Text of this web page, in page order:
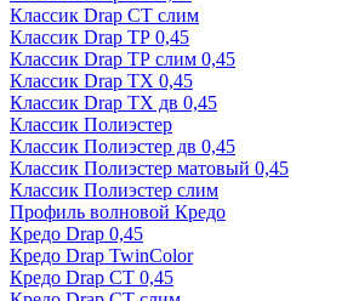
Классик Drap СТ слим
Классик Drap ТР 0,45
Классик Drap ТР слим 0,45
Классик Drap ТХ 0,45
Классик Drap ТХ дв 0,45
Классик Полиэстер
Классик Полиэстер дв 0,45
Классик Полиэстер матовый 0,45
Классик Полиэстер слим
Профиль волновой Кредо
Кредо Drap 0,45
Кредо Drap TwinColor
Кредо Drap СТ 0,45